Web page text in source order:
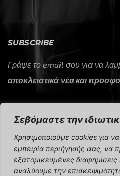
Σεβόμαστε την
Χρησιμοποιούμε cookies για
εμπειρία περιήγησής σας, να
εξατομικευμένες
αναλύουμε την
SUBSCRIBE
Γράψε το email σου για να
αποκλειστικά νέα και
CAP Sport 2024 ©